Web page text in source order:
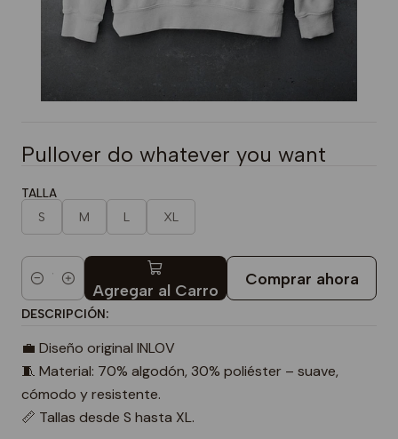
Pullover do whatever you want
TALLA
S M L XL
Cantidad Agregar al Carro
Comprar ahora
DESCRIPCIÓN:
💼 Diseño original INLOV
🧵 Material: 70% algodón, 30% poliéster – suave,
cómodo y resistente.
📏 Tallas desde S hasta XL.